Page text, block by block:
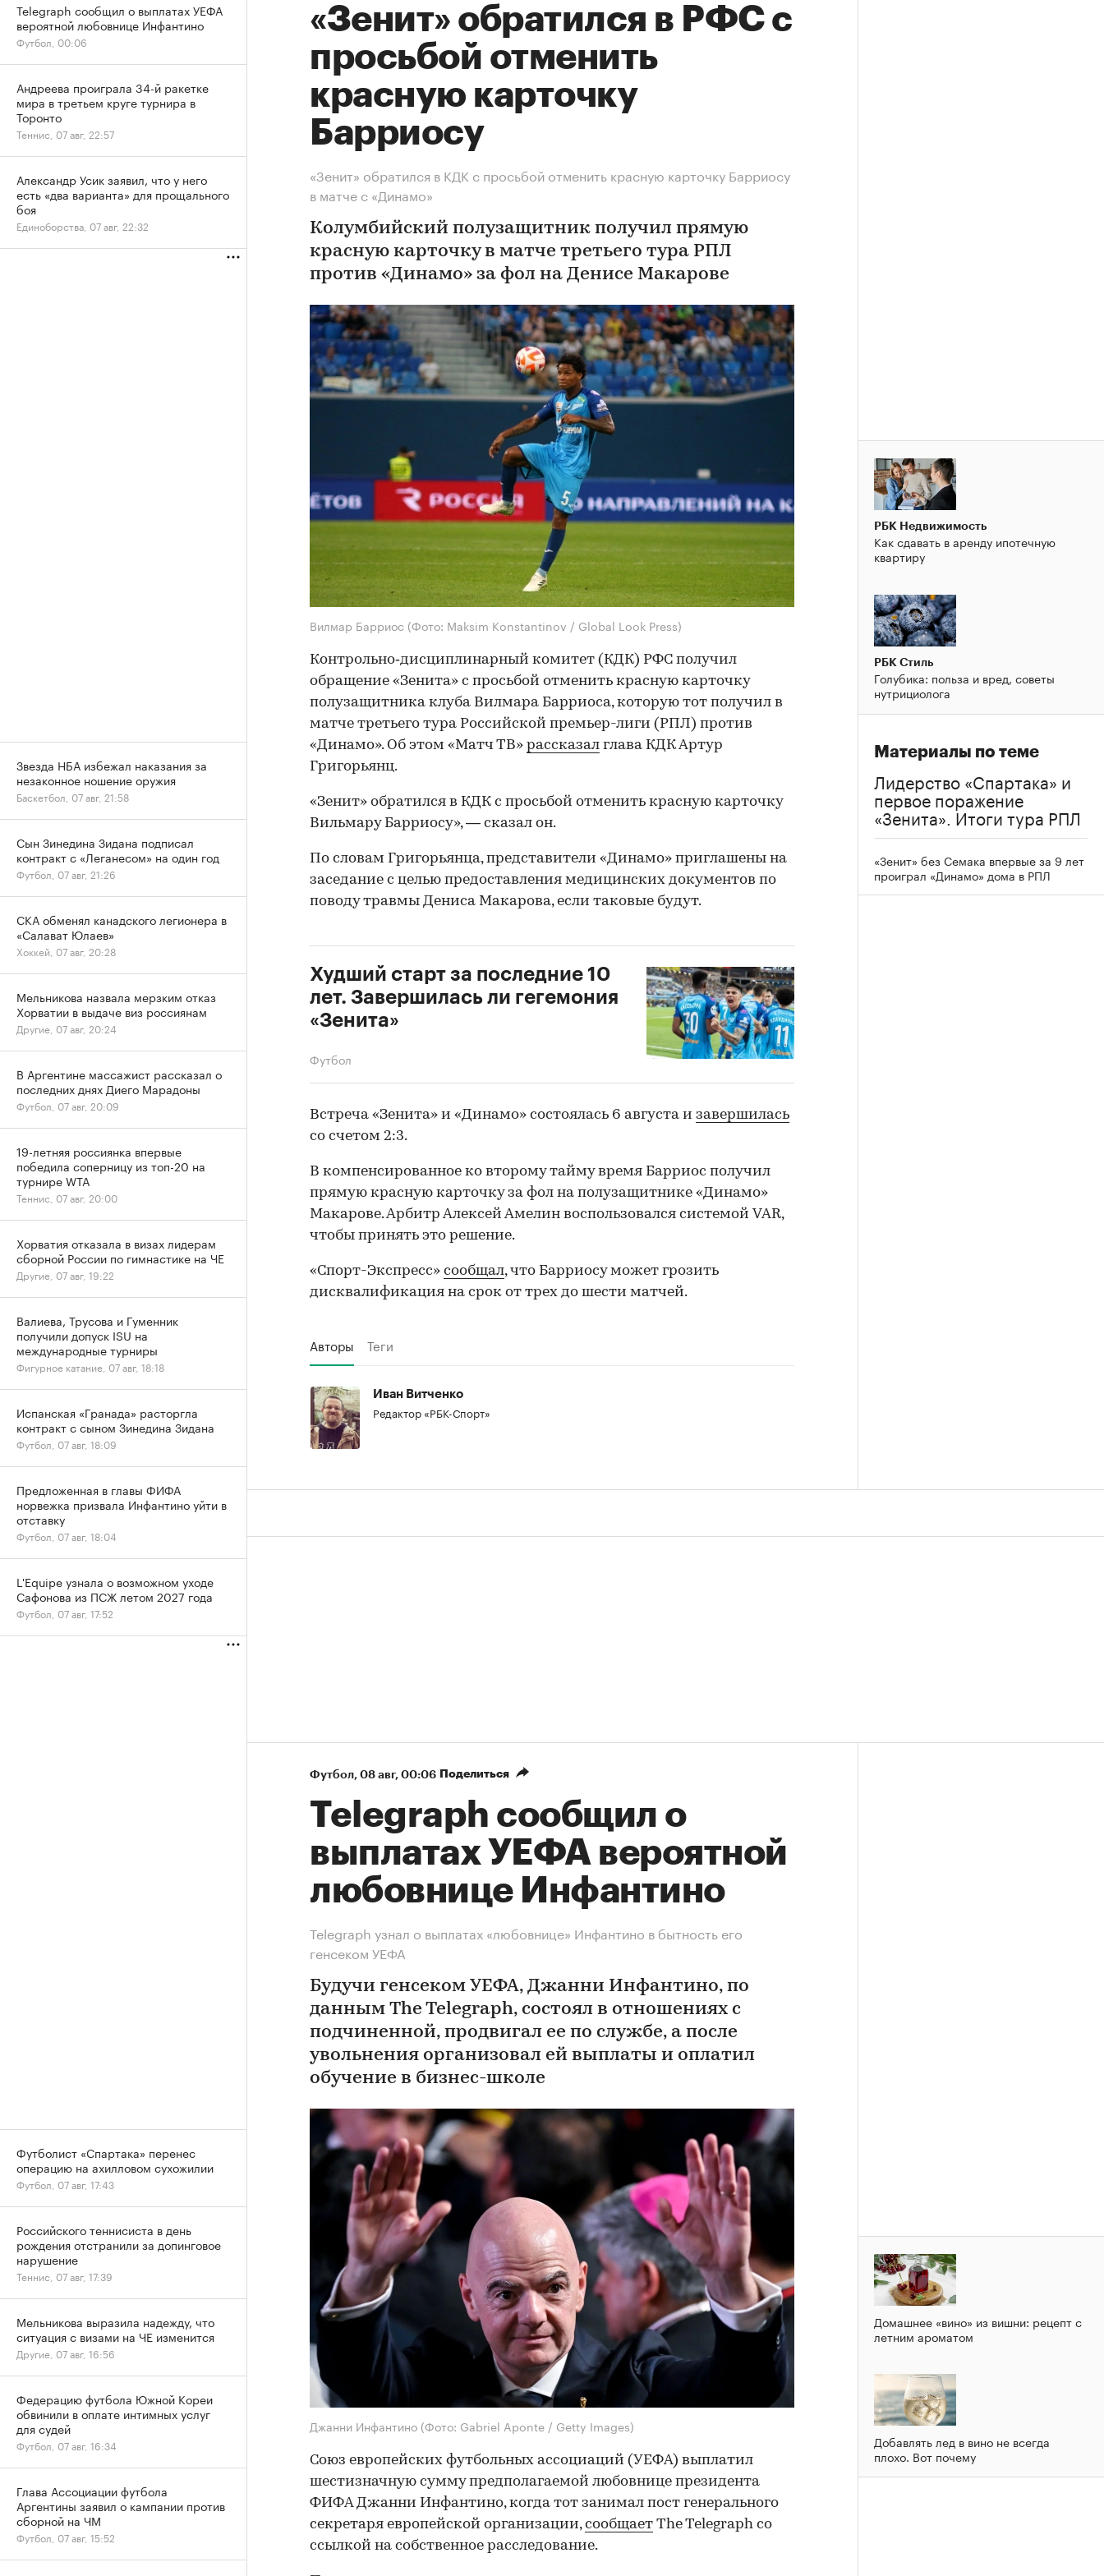
«Зенит» обратился в РФС с
просьбой отменить
красную карточку
Барриосу
«Зенит» обратился в КДК с просьбой отменить красную карточку Барриосу
в матче с «Динамо»
Колумбийский полузащитник получил прямую
красную карточку в матче третьего тура РПЛ
против «Динамо» за фол на Денисе Макарове
Вилмар Барриос (Фото: Maksim Konstantinov / Global Look Press)
Контрольно‑дисциплинарный комитет (КДК) РФС получил
обращение «Зенита» с просьбой отменить красную карточку
полузащитника клуба Вилмара Барриоса, которую тот получил в
матче третьего тура Российской премьер-лиги (РПЛ) против
«Динамо». Об этом «Матч ТВ» рассказал глава КДК Артур
Григорьянц.
«Зенит» обратился в КДК с просьбой отменить красную карточку
Вильмару Барриосу», — сказал он.
По словам Григорьянца, представители «Динамо» приглашены на
заседание с целью предоставления медицинских документов по
поводу травмы Дениса Макарова, если таковые будут.
00:00 / 00:00
Худший старт за последние 10
лет. Завершилась ли гегемония
«Зенита»
Футбол
Встреча «Зенита» и «Динамо» состоялась 6 августа и завершилась
со счетом 2:3.
В компенсированное ко второму тайму время Барриос получил
прямую красную карточку за фол на полузащитнике «Динамо»
Макарове. Арбитр Алексей Амелин воспользовался системой VAR,
чтобы принять это решение.
«Спорт-Экспресс» сообщал, что Барриосу может грозить
дисквалификация на срок от трех до шести матчей.
Авторы Теги
Иван Витченко
Редактор «РБК-Спорт»
РБК Недвижимость
Как сдавать в аренду ипотечную
квартиру
РБК Стиль
Голубика: польза и вред, советы
нутрициолога
Материалы по теме
Лидерство «Спартака» и
первое поражение
«Зенита». Итоги тура РПЛ
«Зенит» без Семака впервые за 9 лет
проиграл «Динамо» дома в РПЛ
Футбол⁠, 08 авг, 00:06 Поделиться
Telegraph сообщил о
выплатах УЕФА вероятной
любовнице Инфантино
Telegraph узнал о выплатах «любовнице» Инфантино в бытность его
генсеком УЕФА
Будучи генсеком УЕФА, Джанни Инфантино, по
данным The Telegraph, состоял в отношениях с
подчиненной, продвигал ее по службе, а после
увольнения организовал ей выплаты и оплатил
обучение в бизнес-школе
Джанни Инфантино (Фото: Gabriel Aponte / Getty Images)
Союз европейских футбольных ассоциаций (УЕФА) выплатил
шестизначную сумму предполагаемой любовнице президента
ФИФА Джанни Инфантино, когда тот занимал пост генерального
секретаря европейской организации,сообщает The Telegraph со
ссылкой на собственное расследование.
Домашнее «вино» из вишни: рецепт с
летним ароматом
Добавлять лед в вино не всегда
плохо. Вот почему
Telegraph сообщил о выплатах УЕФА
вероятной любовнице Инфантино
Футбол, 00:06
Андреева проиграла 34-й ракетке
мира в третьем круге турнира в
Торонто
Теннис, 07 авг, 22:57
Александр Усик заявил, что у него
есть «два варианта» для прощального
боя
Единоборства, 07 авг, 22:32
Звезда НБА избежал наказания за
незаконное ношение оружия
Баскетбол, 07 авг, 21:58
Сын Зинедина Зидана подписал
контракт с «Леганесом» на один год
Футбол, 07 авг, 21:26
СКА обменял канадского легионера в
«Салават Юлаев»
Хоккей, 07 авг, 20:28
Мельникова назвала мерзким отказ
Хорватии в выдаче виз россиянам
Другие, 07 авг, 20:24
В Аргентине массажист рассказал о
последних днях Диего Марадоны
Футбол, 07 авг, 20:09
19-летняя россиянка впервые
победила соперницу из топ-20 на
турнире WTA
Теннис, 07 авг, 20:00
Хорватия отказала в визах лидерам
сборной России по гимнастике на ЧЕ
Другие, 07 авг, 19:22
Валиева, Трусова и Гуменник
получили допуск ISU на
международные турниры
Фигурное катание, 07 авг, 18:18
Испанская «Гранада» расторгла
контракт с сыном Зинедина Зидана
Футбол, 07 авг, 18:09
Предложенная в главы ФИФА
норвежка призвала Инфантино уйти в
отставку
Футбол, 07 авг, 18:04
L'Equipe узнала о возможном уходе
Сафонова из ПСЖ летом 2027 года
Футбол, 07 авг, 17:52
Футболист «Спартака» перенес
операцию на ахилловом сухожилии
Футбол, 07 авг, 17:43
Российского теннисиста в день
рождения отстранили за допинговое
нарушение
Теннис, 07 авг, 17:39
Мельникова выразила надежду, что
ситуация с визами на ЧЕ изменится
Другие, 07 авг, 16:56
Федерацию футбола Южной Кореи
обвинили в оплате интимных услуг
для судей
Футбол, 07 авг, 16:34
Глава Ассоциации футбола
Аргентины заявил о кампании против
сборной на ЧМ
Футбол, 07 авг, 15:52